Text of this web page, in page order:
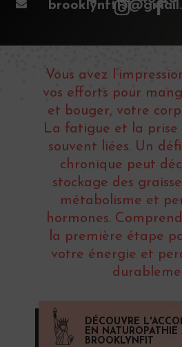

Vous avez
vos efforts pour
et bouger, votre
La fatigue et la prise
souvent liées. Un
chronique peut
stockage des
métabolisme et
hormones.
la première étape
votre énergie et
DÉCOUVRE
EN NATUROPATHIE
BROOKLYNFIT